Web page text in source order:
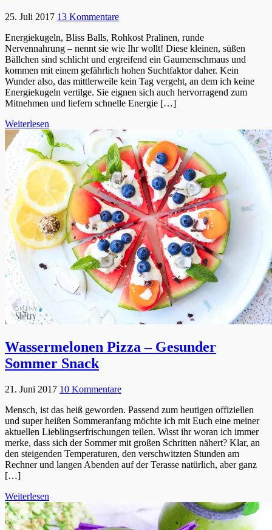
25. Juli 2017 13 Kommentare
Energiekugeln, Bliss Balls, Rohkost Pralinen, runde
Nervennahrung – nennt sie wie Ihr wollt! Diese kleinen, süßen
Bällchen sind schlicht und ergreifend ein Gaumenschmaus und
kommen mit einem gefährlich hohen Suchtfaktor daher. Kein
Wunder also, das mittlerweile kein Tag vergeht, an dem ich keine
Energiekugeln vertilge. Sie eignen sich auch hervorragend zum
Mitnehmen und liefern schnelle Energie […]
Weiterlesen
Wassermelonen Pizza – Gesunder
Sommer Snack
21. Juni 2017 10 Kommentare
Mensch, ist das heiß geworden. Passend zum heutigen offiziellen
und super heißen Sommeranfang möchte ich mit Euch eine meiner
aktuellen Lieblingserfrischungen teilen. Wisst ihr woran ich immer
merke, dass sich der Sommer mit großen Schritten nähert? Klar, an
den steigenden Temperaturen, den verschwitzten Stunden am
Rechner und langen Abenden auf der Terasse natürlich, aber ganz
[…]
Weiterlesen